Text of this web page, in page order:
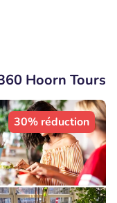
Hoorn Tours
30% réduction